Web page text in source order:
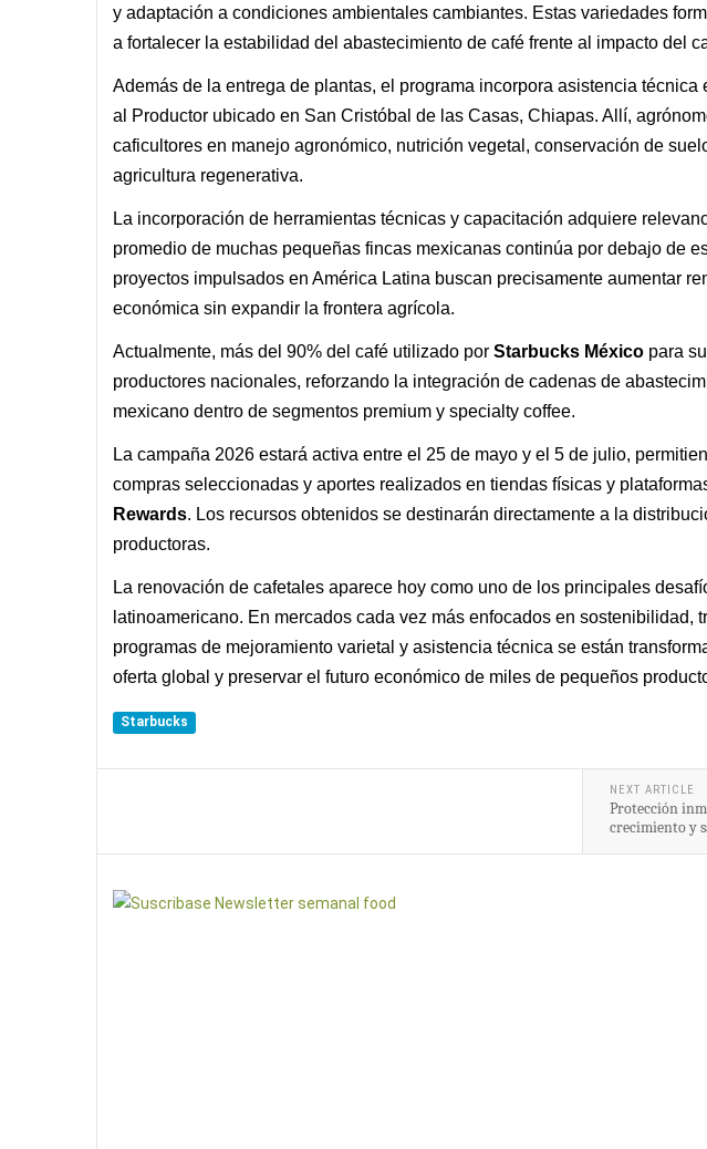
y adaptación a condiciones ambientales cambiantes. Estas variedades
a fortalecer la estabilidad del abastecimiento de café frente al impacto del
Además de la entrega de plantas, el programa incorpora asistencia
al Productor ubicado en San Cristóbal de las Casas, Chiapas. Allí,
caficultores en manejo agronómico, nutrición vegetal, conservación de
agricultura regenerativa.
La incorporación de herramientas técnicas y capacitación adquiere
promedio de muchas pequeñas fincas mexicanas continúa por debajo de
proyectos impulsados en América Latina buscan precisamente aumentar
económica sin expandir la frontera agrícola.
Actualmente, más del 90% del café utilizado por Starbucks México para
productores nacionales, reforzando la integración de cadenas de
mexicano dentro de segmentos premium y specialty coffee.
La campaña 2026 estará activa entre el 25 de mayo y el 5 de julio,
compras seleccionadas y aportes realizados en tiendas físicas y
Rewards. Los recursos obtenidos se destinarán directamente a la
productoras.
La renovación de cafetales aparece hoy como uno de los principales
latinoamericano. En mercados cada vez más enfocados en sostenibilidad,
programas de mejoramiento varietal y asistencia técnica se están
oferta global y preservar el futuro económico de miles de pequeños
Starbucks
NEXT ARTICLE
Protección
crecimiento y